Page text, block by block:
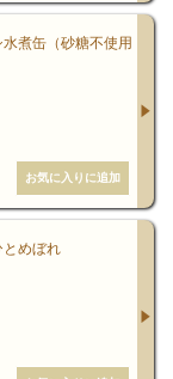
害の温床にな
村の治安や生
深刻なダメー
け少ない手間
一主義。農薬
てしまい、残
ほど遠い状況
水煮缶（砂糖不使用
とめぼれ